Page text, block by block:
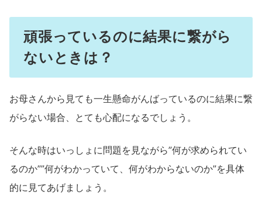
頑張っているのに結果に繋がら
ないときは？
お母さんから見ても一生懸命がんばっているのに結果に繋
がらない場合、とても心配になるでしょう。
そんな時はいっしょに問題を見ながら”何が求められてい
るのか””何がわかっていて、何がわからないのか”を具体
的に見てあげましょう。